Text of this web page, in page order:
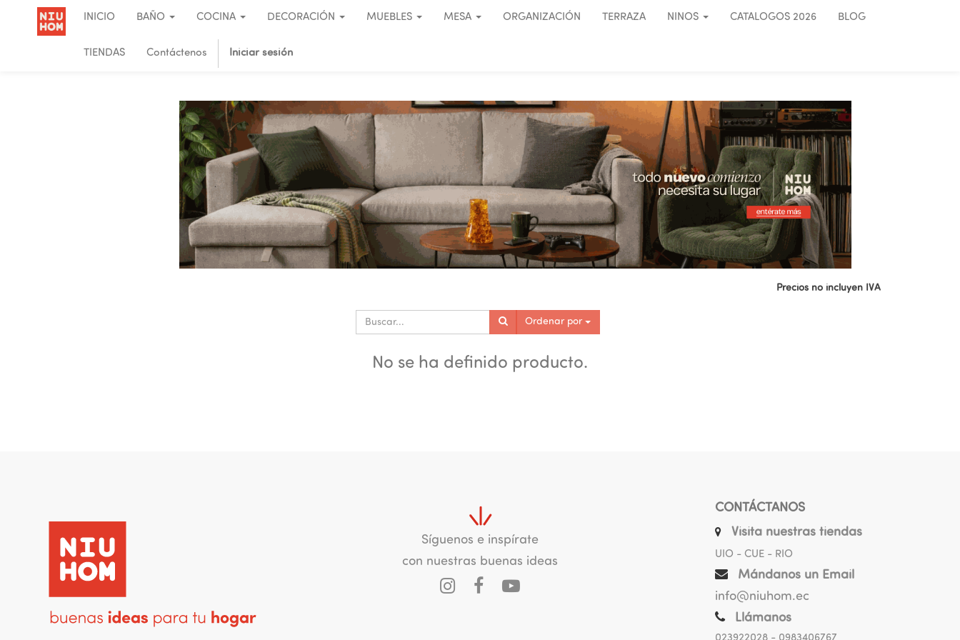
INICIO BAÑO COCINA DECORACIÓN MUEBLES MESA ORGANIZACIÓN TERRAZA NINOS CATALOGOS 2026 BLOG
TIENDAS Contáctenos Iniciar sesión
.
Precios no incluyen IVA
Ordenar por
No se ha definido producto.
Síguenos e inspírate
con nuestras buenas ideas
CONTÁCTANOS
Visita nuestras tiendas
UIO - CUE - RIO
Mándanos un Email
info@niuhom.ec
Llámanos